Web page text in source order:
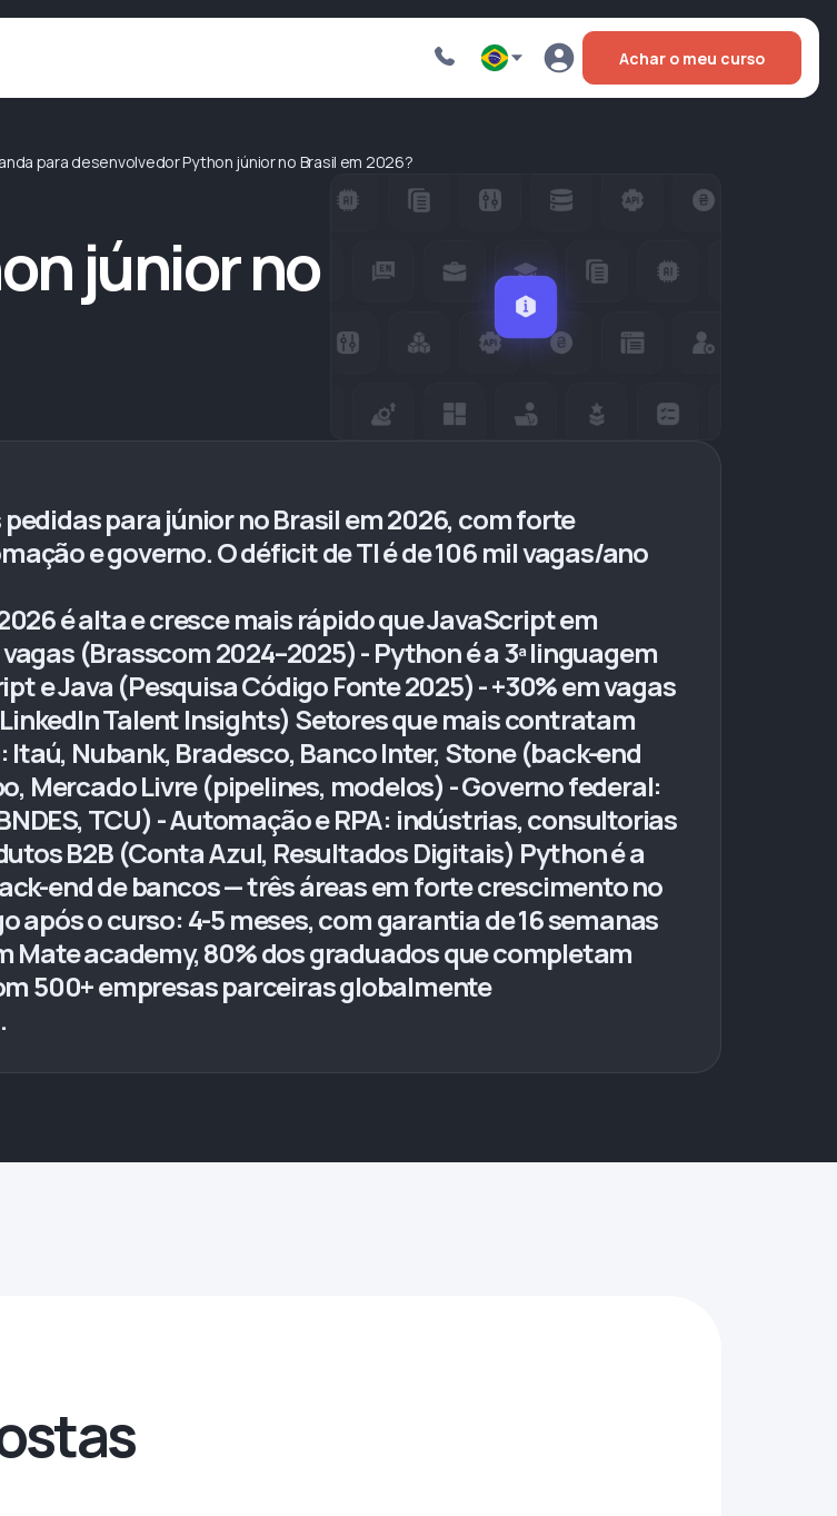
Achar o meu curso
para desenvolvedor Python júnior no Brasil em 2026?
júnior no
para júnior no Brasil em 2026, com forte
e governo. O déficit de TI é de 106 mil vagas/ano
é alta e cresce mais rápido que JavaScript em
(Brasscom 2024–2025) - Python é a 3ª linguagem
e Java (Pesquisa Código Fonte 2025) - +30% em vagas
Talent Insights) Setores que mais contratam
Nubank, Bradesco, Banco Inter, Stone (back-end
Mercado Livre (pipelines, modelos) - Governo federal:
TCU) - Automação e RPA: indústrias, consultorias
B2B (Conta Azul, Resultados Digitais) Python é a
end de bancos — três áreas em forte crescimento no
após o curso: 4-5 meses, com garantia de 16 semanas
Mate academy, 80% dos graduados que completam
500+ empresas parceiras globalmente